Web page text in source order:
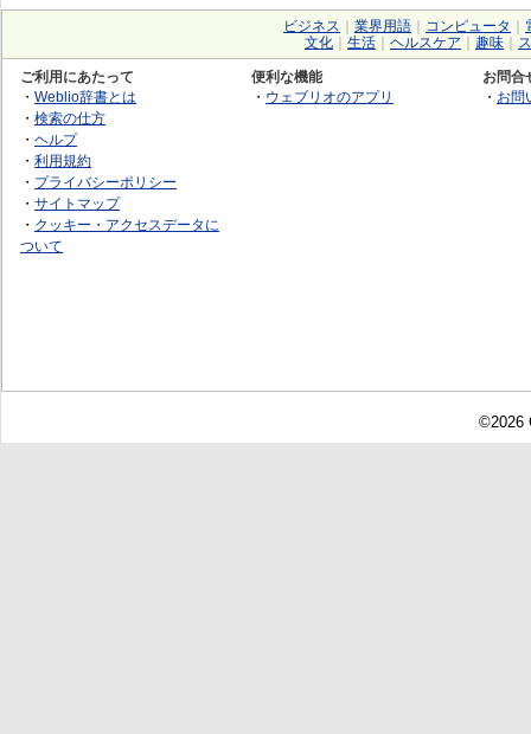
ビジネス 業界用語 コンピュータ
文化
生活 ヘルスケア 趣味
ご利用にあたって
・ Weblio辞書とは
・ 検索の仕方
・ ヘルプ
・ 利用規約
・ プライバシーポリシー
・ サイトマップ
・ クッキー・アクセスデータに
ついて
便利な機能
・ ウェブリオのアプリ
お問合
・ お問
©2026